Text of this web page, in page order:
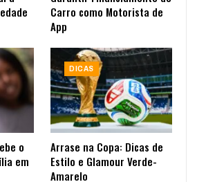
Carro como Motorista de
App
o
em
DICAS
Arrase na Copa: Dicas de
Estilo e Glamour Verde-
Amarelo